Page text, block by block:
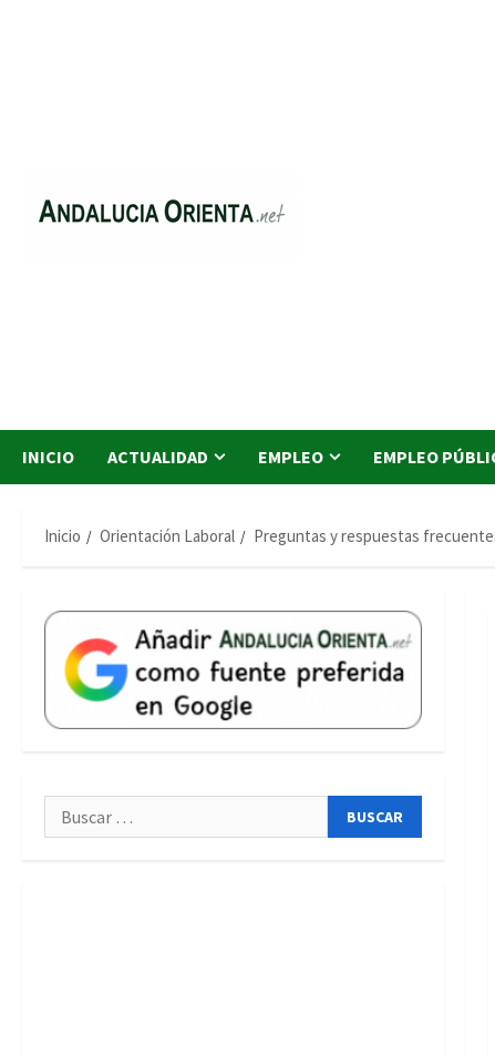
INICIO ACTUALIDAD EMPLEO EMPLEO
Inicio Orientación Laboral Preguntas y respuestas
Buscar: